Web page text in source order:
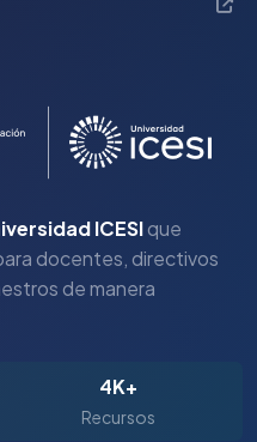
ICESIque
docentes, directivos
de manera
4K+
Recursos